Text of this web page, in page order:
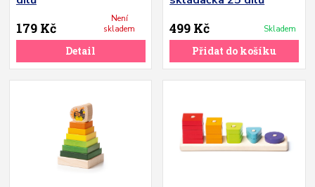
179 Kč
Není
skladem
Detail
499 Kč Skladem
Přidat do košíku